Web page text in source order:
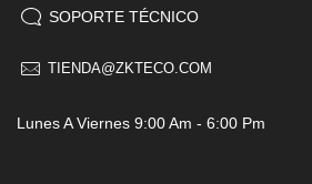
SOPORTE TÉCNICO
TIENDA@ZKTECO.COM
Lunes A Viernes 9:00 Am - 6:00 Pm